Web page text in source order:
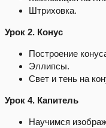
Штриховка.
Урок 2. Конус
Построение
Эллипсы.
Свет и тень на
Урок 4. Капитель
Научимся